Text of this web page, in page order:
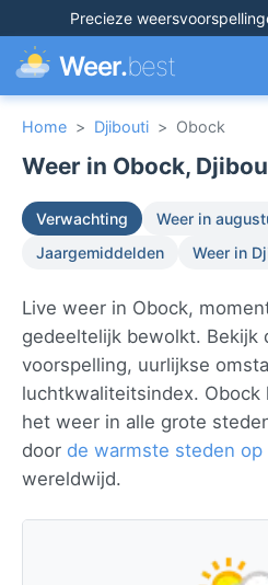
Precieze
Weer.best
Home > Djibouti > Obock
Weer in Obock,
Verwachting Weer in
Jaargemiddelden
Weer in
Live weer in Obock,
gedeeltelijk bewolkt. Bekijk
voorspelling, uurlijkse
luchtkwaliteitsindex. Obock
het weer in alle grote
door de warmste steden
wereldwijd.